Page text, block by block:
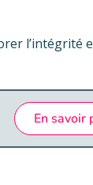
l’intégrité
En savoir